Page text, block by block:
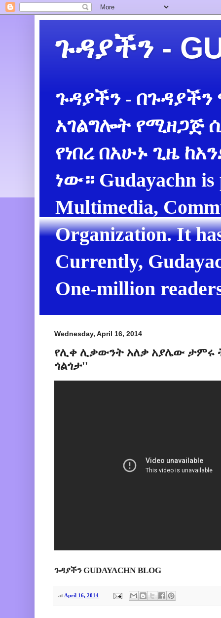
ጉዳያችን -
ጉዳያችን -
አገልግሎት የሚዘጋጅ
የነበረ በአሁኑ ጊዜ
ነው። Gudayachn is
Multimedia,
Organization. It
Currently,
One-million
Wednesday, April 16, 2014
የሊቀ ሊቃውንት አለቃ አያሌው ታምሩ
ጎልጎታ''
ጉዳያችን GUDAYACHN BLOG
at April 16, 2014